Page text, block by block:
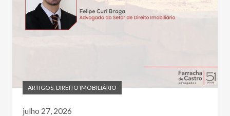
ARTIGOS DIREITO IMOBILIÁRIO
julho 27, 2026